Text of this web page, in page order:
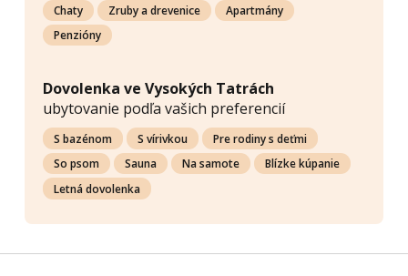
Chaty Zruby a drevenice
Apartmány
Penzióny
Dovolenka ve Vysokých Tatrách
ubytovanie podľa vašich preferencií
S bazénom S vírivkou
Pre rodiny s deťmi
So psom
Sauna Na samote
Blízke kúpanie
Letná dovolenka